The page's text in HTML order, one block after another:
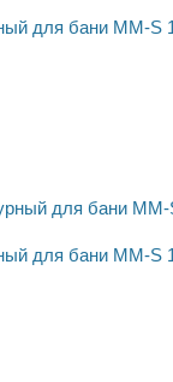
для бани MM-
для бани MM-S